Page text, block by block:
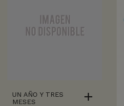
UN AÑO Y TRES
MESES